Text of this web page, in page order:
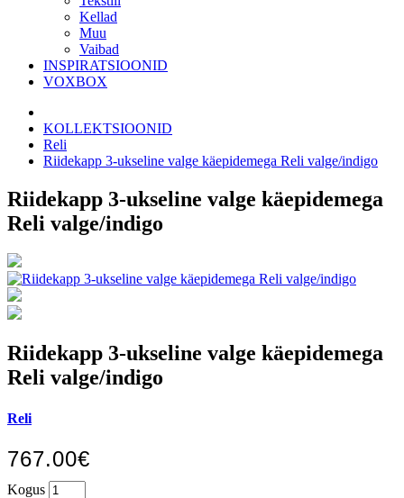
Kellad
Muu
Vaibad
INSPIRATSIOONID
VOXBOX
KOLLEKTSIOONID
Reli
Riidekapp 3-ukseline valge käepidemega Reli valge/indigo
Riidekapp 3-ukseline valge käepidemega
Reli valge/indigo
Riidekapp 3-ukseline valge käepidemega
Reli valge/indigo
Reli
767.00€
Kogus